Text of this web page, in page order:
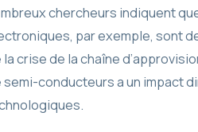
chercheurs indiquent
par exemple, sont
la crise de la chaîne
semi-conducteurs a un impact